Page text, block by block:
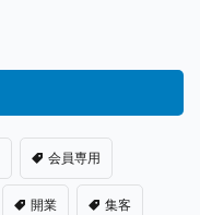
会員専用
開業 集客